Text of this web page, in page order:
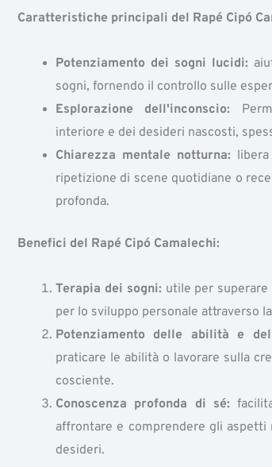
Caratteristiche principali del Rapé Cipó
Potenziamento dei sogni lucidi:
sogni, fornendo il controllo sulle
Esplorazione dell'inconscio:
interiore e dei desideri nascosti,
Chiarezza mentale notturna:
ripetizione di scene quotidiane o
profonda.
Benefici del Rapé Cipó Camalechi:
Terapia dei sogni:utile per superare
per lo sviluppo personale attraverso
Potenziamento delle abilità e
praticare le abilità o lavorare sulla
cosciente.
Conoscenza profonda di sé:
affrontare e comprendere gli
desideri.